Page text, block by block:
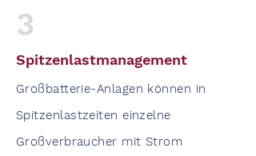
3
Spitzenlastmanagement
Großbatterie-Anlagen können in
Spitzenlastzeiten einzelne
Großverbraucher mit Strom